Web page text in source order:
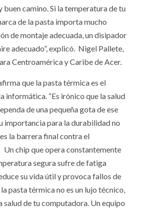
buen camino. Si la temperatura de tu
de la pasta importa mucho
de montaje adecuada, un disipador
adecuado”, explicó. Nigel Pallete,
Centroamérica y Caribe de Acer.
que la pasta térmica es el
informática. “Es irónico que la salud
de una pequeña gota de ese
importancia para la durabilidad no
la barrera final contra el
chip que opera constantemente
segura sufre de fatiga
su vida útil y provoca fallos de
pasta térmica no es un lujo técnico,
salud de tu computadora. Un equipo